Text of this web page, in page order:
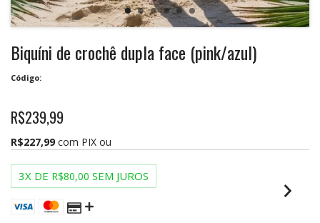
Biquíni de crochê dupla face (pink/azul)
Código:
R$239,99
R$227,99 com PIX ou
3X DE R$80,00 SEM JUROS